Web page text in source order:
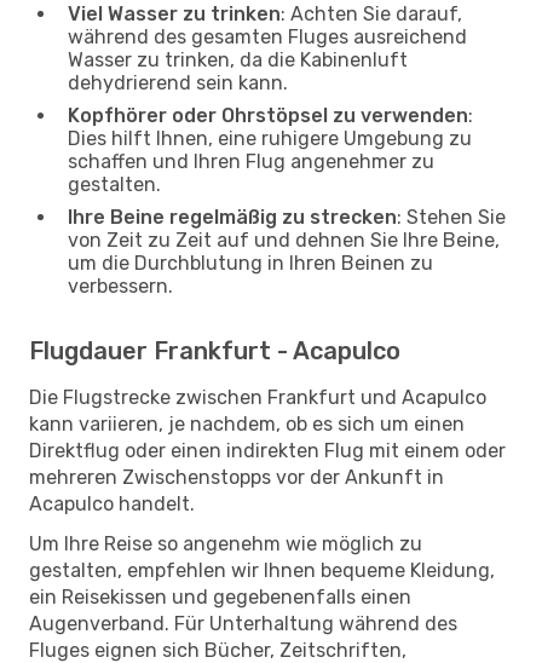
Viel Wasser zu trinken: Achten Sie darauf,
während des gesamten Fluges ausreichend
Wasser zu trinken, da die Kabinenluft
dehydrierend sein kann.
Kopfhörer oder Ohrstöpsel zu verwenden:
Dies hilft Ihnen, eine ruhigere Umgebung zu
schaffen und Ihren Flug angenehmer zu
gestalten.
Ihre Beine regelmäßig zu strecken: Stehen Sie
von Zeit zu Zeit auf und dehnen Sie Ihre Beine,
um die Durchblutung in Ihren Beinen zu
verbessern.
Flugdauer Frankfurt - Acapulco
Die Flugstrecke zwischen Frankfurt und Acapulco
kann variieren, je nachdem, ob es sich um einen
Direktflug oder einen indirekten Flug mit einem oder
mehreren Zwischenstopps vor der Ankunft in
Acapulco handelt.
Um Ihre Reise so angenehm wie möglich zu
gestalten, empfehlen wir Ihnen bequeme Kleidung,
ein Reisekissen und gegebenenfalls einen
Augenverband. Für Unterhaltung während des
Fluges eignen sich Bücher, Zeitschriften,